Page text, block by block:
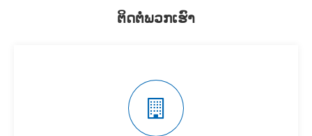
ຕິດຕໍ່ພວກເຮົາ